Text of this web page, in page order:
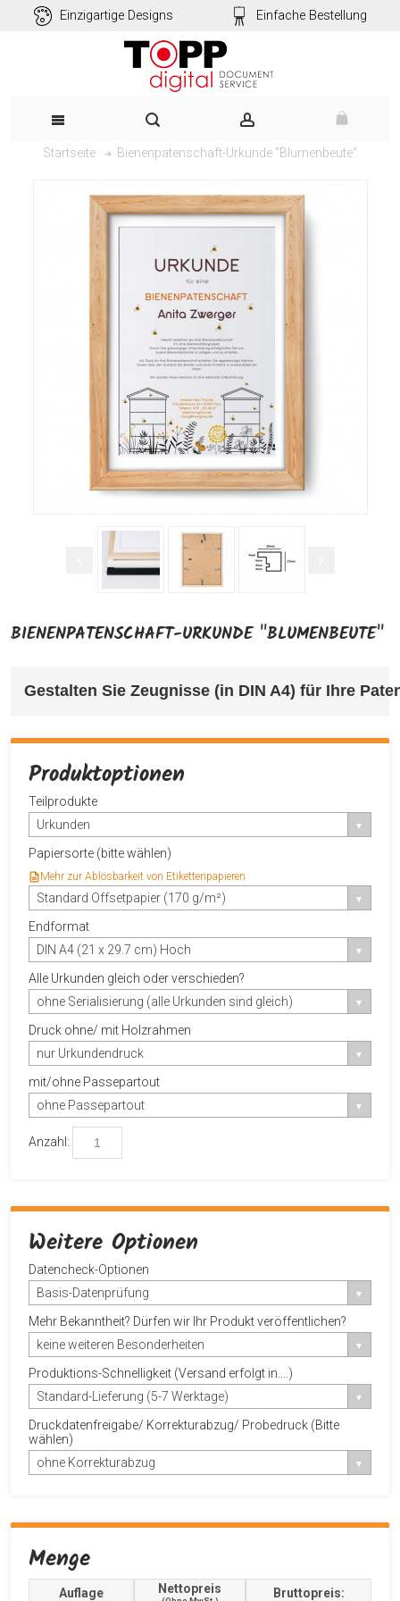
Einzigartige Designs Einfache Bestellung
Startseite Bienenpatenschaft-Urkunde "Blumenbeute"
BIENENPATENSCHAFT-URKUNDE "BLUMENBEUTE"
Gestalten Sie Zeugnisse (in DIN A4) für Ihre
Produktoptionen
Teilprodukte
Urkunden
Papiersorte (bitte wählen)
Mehr zur Ablösbarkeit von Etikettenpapieren
Standard Offsetpapier (170 g/m²)
Endformat
DIN A4 (21 x 29.7 cm) Hoch
Alle Urkunden gleich oder verschieden?
ohne Serialisierung (alle Urkunden sind gleich)
Druck ohne/ mit Holzrahmen
nur Urkundendruck
mit/ohne Passepartout
ohne Passepartout
Anzahl:
Weitere Optionen
Datencheck-Optionen
Basis-Datenprüfung
Mehr Bekanntheit? Dürfen wir Ihr Produkt veröffentlichen?
keine weiteren Besonderheiten
Produktions-Schnelligkeit (Versand erfolgt in....)
Standard-Lieferung (5-7 Werktage)
Druckdatenfreigabe/ Korrekturabzug/ Probedruck (Bitte
wählen)
ohne Korrekturabzug
Menge
Auflage Nettopreis Bruttopreis: